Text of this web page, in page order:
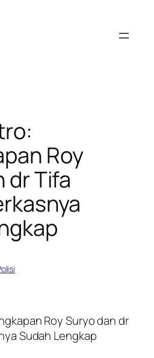
Roy
dr Tifa
Roy Suryo dan dr
Sudah Lengkap